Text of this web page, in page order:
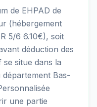
de EHPAD de
(hébergement
5/6 6.10€), soit
déduction des
se situe dans la
département Bas-
une partie